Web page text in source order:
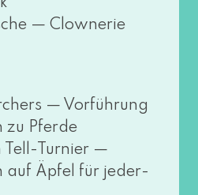
— Clownerie
— Vorführung
zu Pferde
Tell-Turnier —
auf Äpfel für jeder­